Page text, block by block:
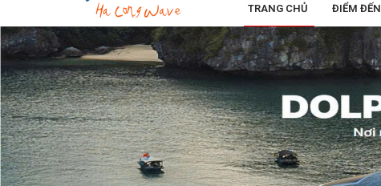
TRANG CHỦ ĐIỂM ĐẾN
LỜI KHEN